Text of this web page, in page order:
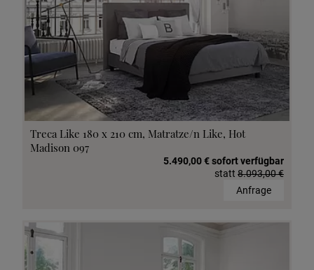
Treca Like 180 x 210 cm, Matratze/n Like, Hot
Madison 097
5.490,00 € sofort verfügbar
statt 8.093,00 €
Anfrage